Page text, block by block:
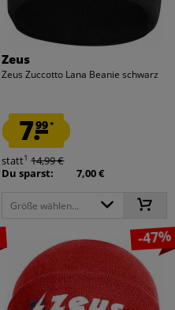
Zeus
Zeus Zuccotto Lana Beanie schwarz
7.99*
statt1 14,99 €
Du sparst:
7,00 €
Größe wählen...
-47%